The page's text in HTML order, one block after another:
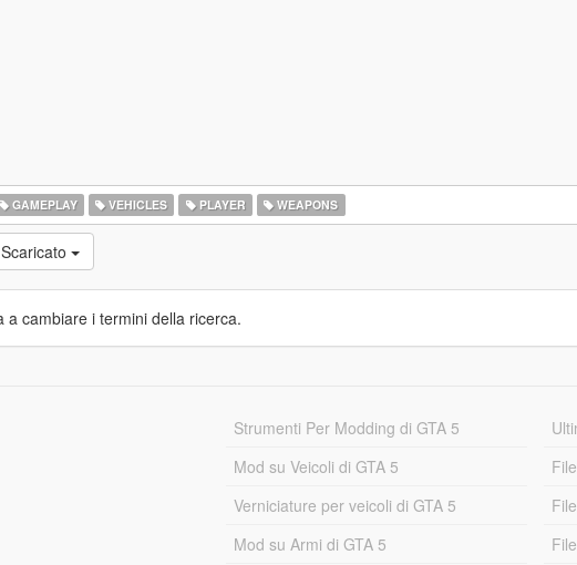
GAMEPLAY VEHICLES PLAYER WEAPONS
cambiare i termini della ricerca.
Strumenti Per Modding di GTA 5
Mod su Veicoli di GTA 5
Verniciature per veicoli di GTA 5
Mod su Armi di GTA 5